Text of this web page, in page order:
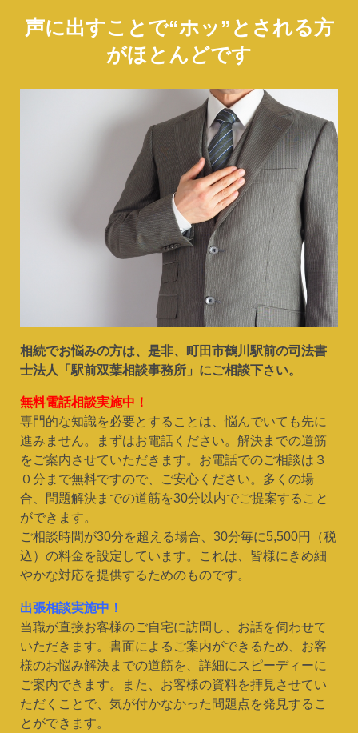
声に出すことで“ホッ”とされる方
がほとんどです
相続でお悩みの方は、是非、町田市鶴川駅前の司法書
士法人「駅前双葉相談事務所」にご相談下さい。
無料電話相談実施中！
専門的な知識を必要とすることは、悩んでいても先に
進みません。まずはお電話ください。解決までの道筋
をご案内させていただきます。お電話でのご相談は３
０分まで無料ですので、ご安心ください。多くの場
合、問題解決までの道筋を30分以内でご提案すること
ができます。
ご相談時間が30分を超える場合、30分毎に5,500円（税
込）の料金を設定しています。これは、皆様にきめ細
やかな対応を提供するためのものです。
出張相談実施中！
当職が直接お客様のご自宅に訪問し、お話を伺わせて
いただきます。書面によるご案内ができるため、お客
様のお悩み解決までの道筋を、詳細にスピーディーに
ご案内できます。また、お客様の資料を拝見させてい
ただくことで、気が付かなかった問題点を発見するこ
とができます。